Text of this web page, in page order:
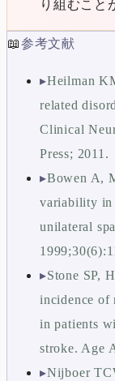
り組むこと
📖参考文献
▸Heilman
related
Clinical
Press; 2011.
▸Bowen A,
variability in
unilateral
▸Stone SP,
incidence of
in patients
stroke. Age
▸Nijboer